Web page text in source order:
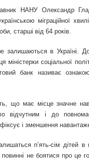
НАНУ Олександр
міграційної
старші від 64 років.
залишаються в Україні.
міністерки соціальної
банк називає
що має місце значне
відчутним і до
і зменшення
п’ять-сім дітей
не боятися про це